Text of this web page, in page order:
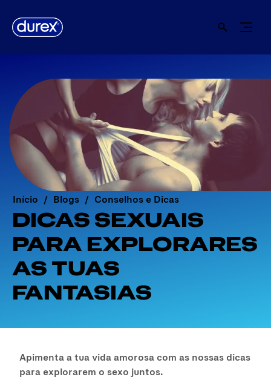
Início Blogs Conselhos e Dicas
DICAS SEXUAIS
PARA EXPLORARES
AS TUAS
FANTASIAS
Apimenta a tua vida amorosa com as nossas dicas
para explorarem o sexo juntos.